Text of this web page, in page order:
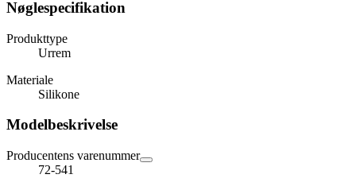
Nøglespecifikation
Produkttype
Urrem
Materiale
Silikone
Modelbeskrivelse
Producentens varenummer
72-541